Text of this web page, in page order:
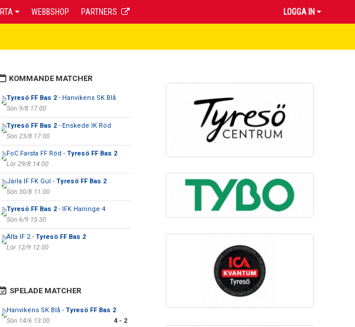
WEBBSHOP PARTNERS LOGGA IN
KOMMANDE MATCHER
Tyresö FF Bas 2- Hanvikens SK Blå
Sön 9/8 17:00
Tyresö FF Bas 2- Enskede IK Röd
Sön 23/8 17:00
FoC Farsta FF Röd - Tyresö FF Bas 2
Lör 29/8 14:00
Järla IF FK Gul - Tyresö FF Bas 2
Sön 30/8 11:00
Tyresö FF Bas 2- IFK Haninge 4
Sön 6/9 15:30
Älta IF 2 - Tyresö FF Bas 2
Lör 12/9 12:00
SPELADE MATCHER
Hanvikens SK Blå - Tyresö FF Bas 2
Sön 14/6 13:00
4 - 2